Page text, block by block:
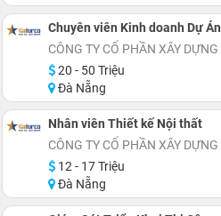
Chuyên viên Kinh doanh Dự Án
20 - 50 Triệu
Đà Nẵng
Nhân viên Thiết kế Nội thất
12 - 17 Triệu
Đà Nẵng